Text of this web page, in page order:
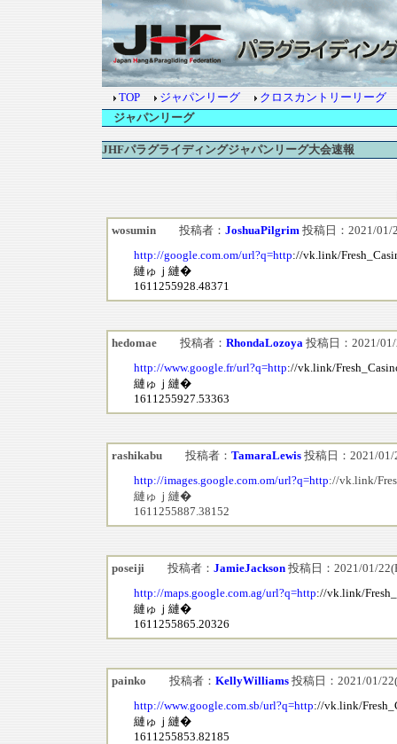
TOP ジャパンリーグ
クロスカントリーリーグ
ジャパンリーグ
JHFパラグライディングジャパンリーグ大会速報
wosumin 投稿者： JoshuaPilgrim 投稿日：2021/01/
http://google.com.om/url?q=http://vk.link/
縺ゅｊ縺�
1611255928.48371
hedomae 投稿者： RhondaLozoya 投稿日：2021/
http://www.google.fr/url?q=http://vk.link/
縺ゅｊ縺�
1611255927.53363
rashikabu 投稿者： TamaraLewis 投稿日：2021/01/
http://images.google.com.om/url?q=http://vk.link/
縺ゅｊ縺�
1611255887.38152
poseiji 投稿者： JamieJackson 投稿日：2021/01/
http://maps.google.com.ag/url?q=http://vk.link/
縺ゅｊ縺�
1611255865.20326
painko 投稿者： KellyWilliams 投稿日：2021/01/
http://www.google.com.sb/url?q=http://vk.link/
縺ゅｊ縺�
1611255853.82185